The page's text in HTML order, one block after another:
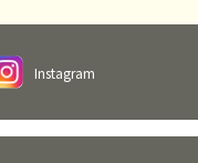
Instagram